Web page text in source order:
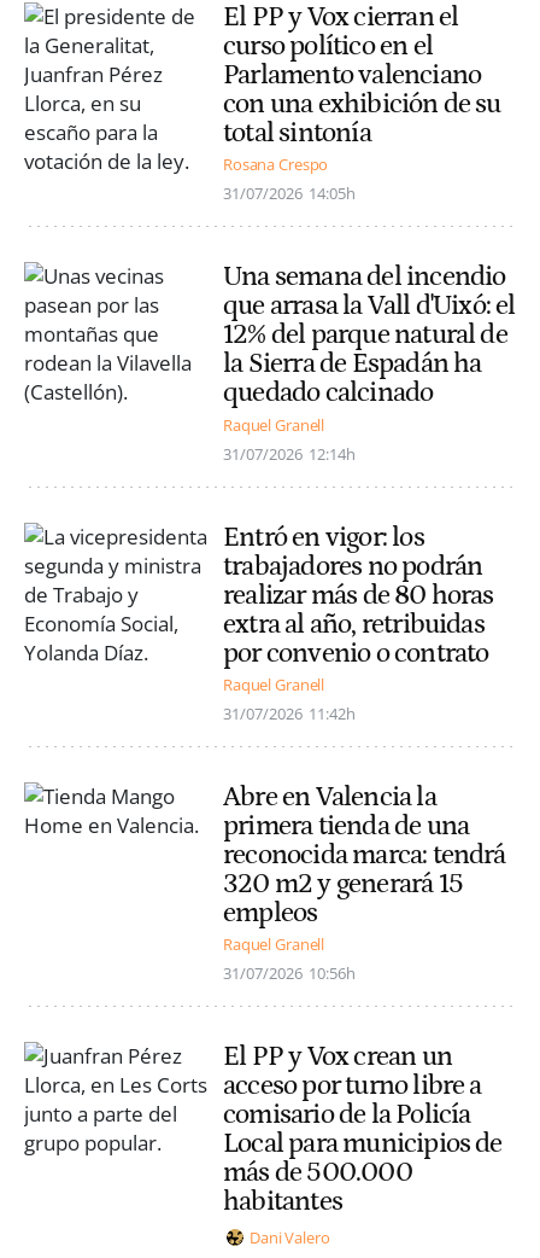
El PP y Vox cierran el
curso político en el
Parlamento valenciano
con una exhibición de su
total sintonía
Rosana Crespo
31/07/2026 14:05h
Una semana del incendio
que arrasa la Vall d'Uixó: el
12% del parque natural de
la Sierra de Espadán ha
quedado calcinado
Raquel Granell
31/07/2026 12:14h
Entró en vigor: los
trabajadores no podrán
realizar más de 80 horas
extra al año, retribuidas
por convenio o contrato
Raquel Granell
31/07/2026 11:42h
Abre en Valencia la
primera tienda de una
reconocida marca: tendrá
320 m2 y generará 15
empleos
Raquel Granell
31/07/2026 10:56h
El PP y Vox crean un
acceso por turno libre a
comisario de la Policía
Local para municipios de
más de 500.000
habitantes
Dani Valero